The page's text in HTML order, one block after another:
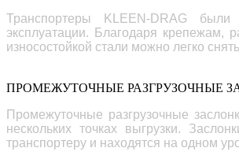
Транспортеры KLEEN-DRAG были
эксплуатации. Благодаря крепежам,
износостойкой стали можно легко
ПРОМЕЖУТОЧНЫЕ РАЗГРУЗОЧНЫЕ
Промежуточные разгрузочные
нескольких точках выгрузки.
транспортеру и находятся на одном